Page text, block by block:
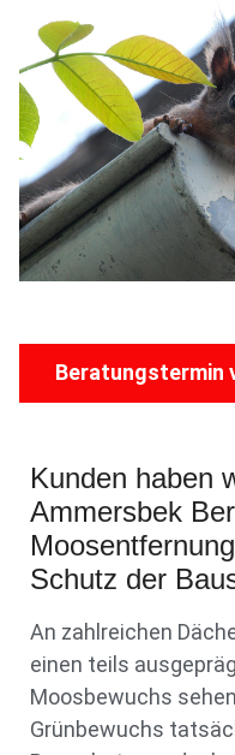
Beratungstermin
Kunden haben
Ammersbek
Schutz der
An zahlreichen
einen teils
Moosbewuchs
Grünbewuchs